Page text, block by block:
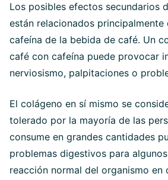
Los posibles efectos secundarios
están relacionados
cafeína de la bebida de café. Un
café con cafeína puede provocar
nerviosismo, palpitaciones o
El colágeno en sí mismo se
tolerado por la mayoría de las
consume en grandes cantidades
problemas digestivos para
reacción normal del organismo en